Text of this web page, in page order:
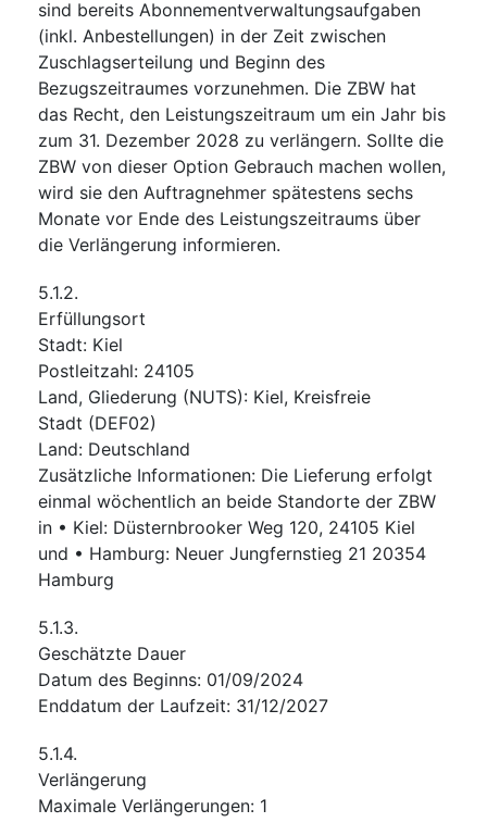
sind bereits Abonnementverwaltungsaufgaben
(inkl. Anbestellungen) in der Zeit zwischen
Zuschlagserteilung und Beginn des
Bezugszeitraumes vorzunehmen. Die ZBW hat
das Recht, den Leistungszeitraum um ein Jahr bis
zum 31. Dezember 2028 zu verlängern. Sollte die
ZBW von dieser Option Gebrauch machen wollen,
wird sie den Auftragnehmer spätestens sechs
Monate vor Ende des Leistungszeitraums über
die Verlängerung informieren.
5.1.2.
Erfüllungsort
Stadt: Kiel
Postleitzahl: 24105
Land, Gliederung (NUTS): Kiel, Kreisfreie
Stadt (DEF02)
Land: Deutschland
Zusätzliche Informationen: Die Lieferung erfolgt
einmal wöchentlich an beide Standorte der ZBW
in • Kiel: Düsternbrooker Weg 120, 24105 Kiel
und • Hamburg: Neuer Jungfernstieg 21 20354
Hamburg
5.1.3.
Geschätzte Dauer
Datum des Beginns: 01/09/2024
Enddatum der Laufzeit: 31/12/2027
5.1.4.
Verlängerung
Maximale Verlängerungen: 1